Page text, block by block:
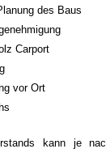
des Baus
Carport
vor Ort
kann je